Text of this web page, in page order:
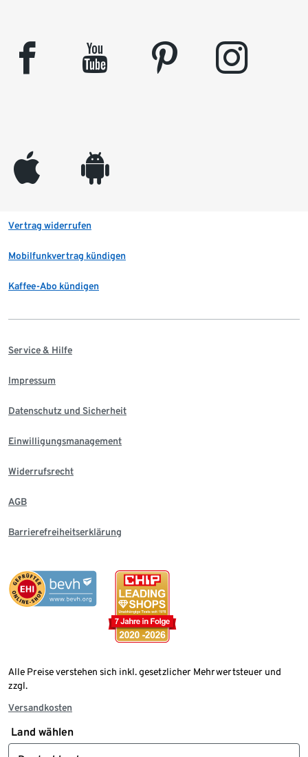
facebook youtube pinterest instagram
appleinc android
Vertrag widerrufen
Mobilfunkvertrag kündigen
Kaffee-Abo kündigen
Service & Hilfe
Impressum
Datenschutz und Sicherheit
Einwilligungsmanagement
Widerrufsrecht
AGB
Barrierefreiheitserklärung
Alle Preise verstehen sich inkl. gesetzlicher Mehrwertsteuer und
zzgl.
Versandkosten
Land wählen